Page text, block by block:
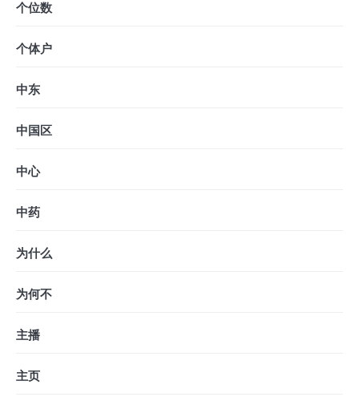
个位数
个体户
中东
中国区
中心
中药
为什么
为何不
主播
主页